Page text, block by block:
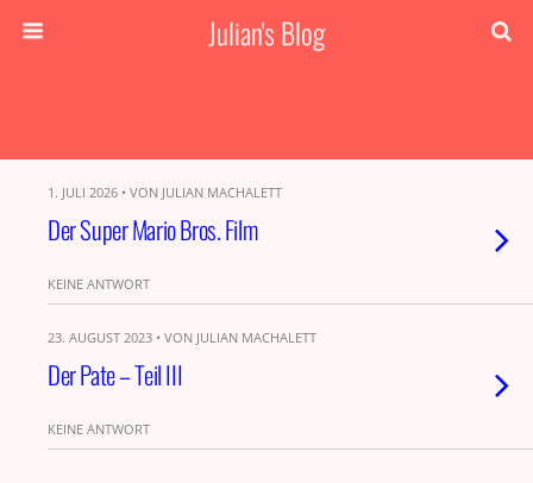
Julian's Blog
1. JULI 2026 • VON JULIAN MACHALETT
Der Super Mario Bros. Film
KEINE ANTWORT
23. AUGUST 2023 • VON JULIAN MACHALETT
Der Pate – Teil III
KEINE ANTWORT